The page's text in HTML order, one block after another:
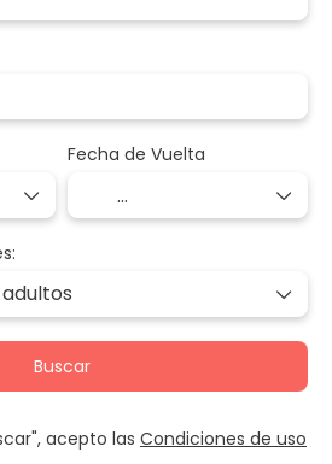
Fecha de Vuelta
Buscar
acepto las Condiciones de uso